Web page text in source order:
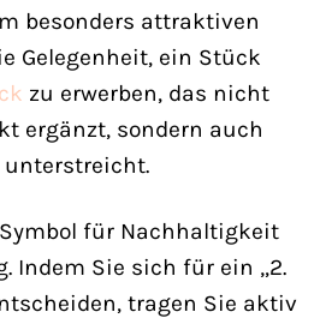
besonders attraktiven
Gelegenheit, ein Stück
zu erwerben, das nicht
ergänzt, sondern auch
unterstreicht.
für Nachhaltigkeit
Indem Sie sich für ein „2.
tragen Sie aktiv